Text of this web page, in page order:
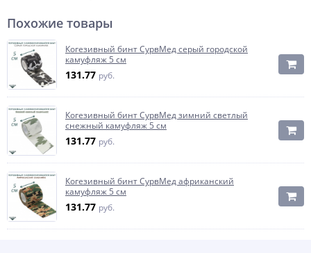
Похожие товары
Когезивный бинт СурвМед серый городской
камуфляж 5 см
131.77 руб.
Когезивный бинт СурвМед зимний светлый
снежный камуфляж 5 см
131.77 руб.
Когезивный бинт СурвМед африканский
камуфляж 5 см
131.77 руб.